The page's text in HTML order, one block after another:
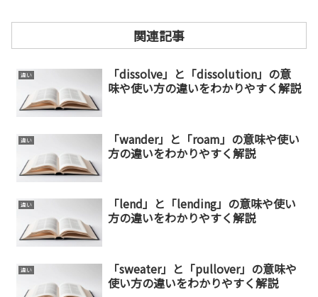
関連記事
違い
「dissolve」と「dissolution」の意
味や使い方の違いをわかりやすく解説
違い
「wander」と「roam」の意味や使い
方の違いをわかりやすく解説
違い
「lend」と「lending」の意味や使い
方の違いをわかりやすく解説
違い
「sweater」と「pullover」の意味や
使い方の違いをわかりやすく解説